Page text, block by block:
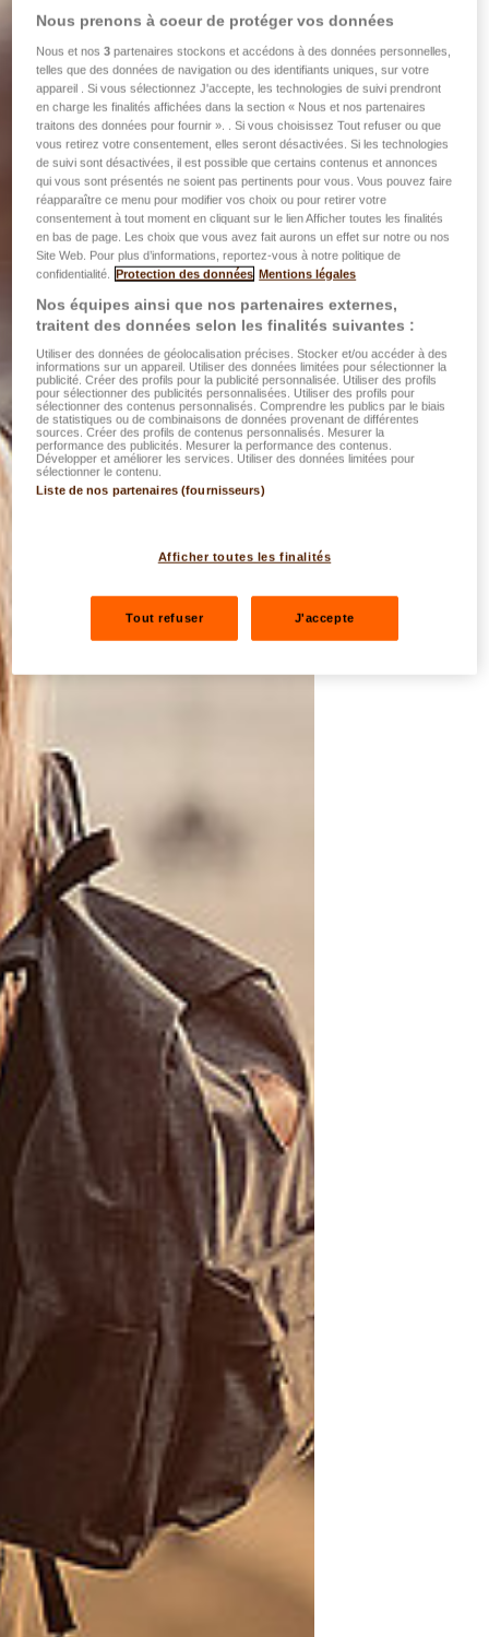
Nous prenons à coeur de protéger vos données
Nous et nos3 partenaires stockons et accédons à des données personnelles,
telles que des données de navigation ou des identifiants uniques, sur votre
appareil . Si vous sélectionnez J'accepte, les technologies de suivi prendront
en charge les finalités affichées dans la section « Nous et nos partenaires
traitons des données pour fournir ». . Si vous choisissez Tout refuser ou que
vous retirez votre consentement, elles seront désactivées. Si les technologies
de suivi sont désactivées, il est possible que certains contenus et annonces
qui vous sont présentés ne soient pas pertinents pour vous. Vous pouvez faire
réapparaître ce menu pour modifier vos choix ou pour retirer votre
consentement à tout moment en cliquant sur le lien Afficher toutes les finalités
en bas de page. Les choix que vous avez fait aurons un effet sur notre ou nos
Site Web. Pour plus d’informations, reportez-vous à notre politique de
confidentialité. Protection des données Mentions légales
Nos équipes ainsi que nos partenaires externes,
traitent des données selon les finalités suivantes :
Utiliser des données de géolocalisation précises. Stocker et/ou accéder à des
informations sur un appareil. Utiliser des données limitées pour sélectionner la
publicité. Créer des profils pour la publicité personnalisée. Utiliser des profils
pour sélectionner des publicités personnalisées. Utiliser des profils pour
sélectionner des contenus personnalisés. Comprendre les publics par le biais
de statistiques ou de combinaisons de données provenant de différentes
sources. Créer des profils de contenus personnalisés. Mesurer la
performance des publicités. Mesurer la performance des contenus.
Développer et améliorer les services. Utiliser des données limitées pour
sélectionner le contenu.
Liste de nos partenaires (fournisseurs)
Afficher toutes les finalités
Tout refuser J'accepte